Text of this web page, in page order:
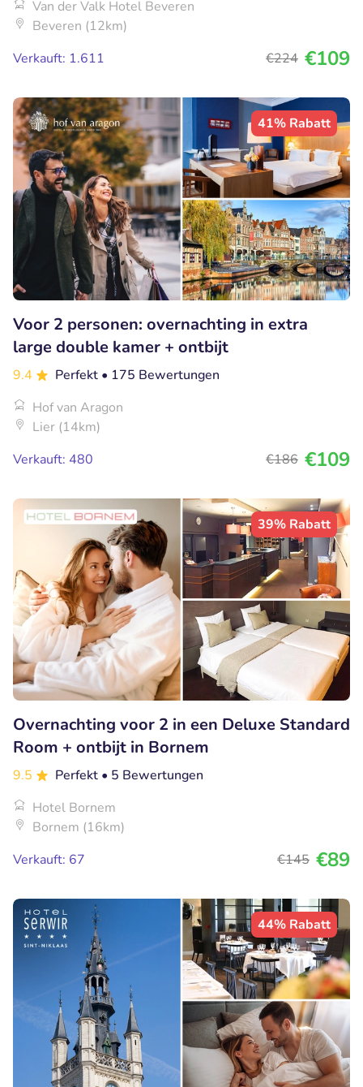
Van der Valk Hotel Beveren
Beveren (12km)
Verkauft: 1.611
€224 €109
41% Rabatt
Voor 2 personen: overnachting in extra
large double kamer + ontbijt
9.4 Perfekt • 175 Bewertungen
Hof van Aragon
Lier (14km)
Verkauft: 480
€186 €109
39% Rabatt
Overnachting voor 2 in een Deluxe Standard
Room + ontbijt in Bornem
9.5 Perfekt • 5 Bewertungen
Hotel Bornem
Bornem (16km)
Verkauft: 67
€145 €89
44% Rabatt